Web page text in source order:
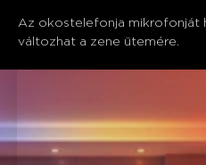
Az okostelefonja mikrofonját
változhat a zene ütemére.